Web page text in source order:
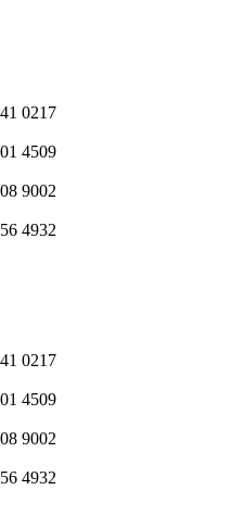
0217
4509
9002
4932
0217
4509
9002
4932